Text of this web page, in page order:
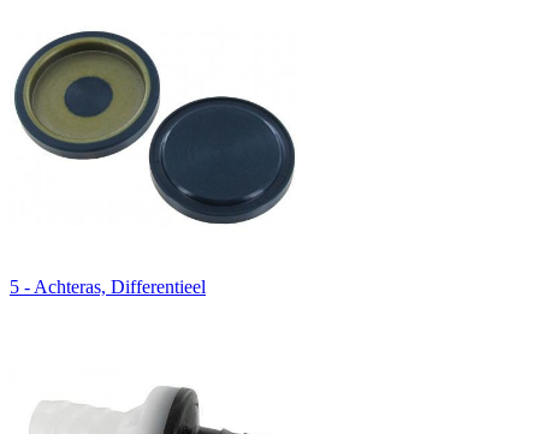
5 - Achteras, Differentieel